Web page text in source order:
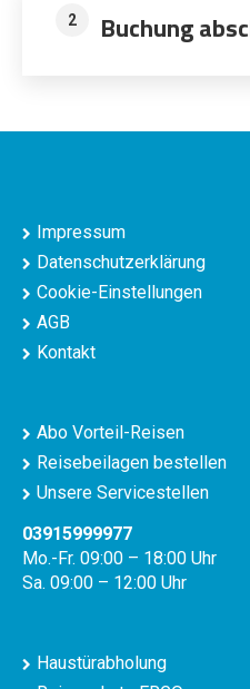
2 Buchung
Impressum
Datenschutzerklärung
Cookie-Einstellungen
AGB
Kontakt
Abo Vorteil-Reisen
Reisebeilagen bestellen
Unsere Servicestellen
03915999977
Mo.-Fr. 09:00 – 18:00 Uhr
Sa. 09:00 – 12:00 Uhr
Haustürabholung